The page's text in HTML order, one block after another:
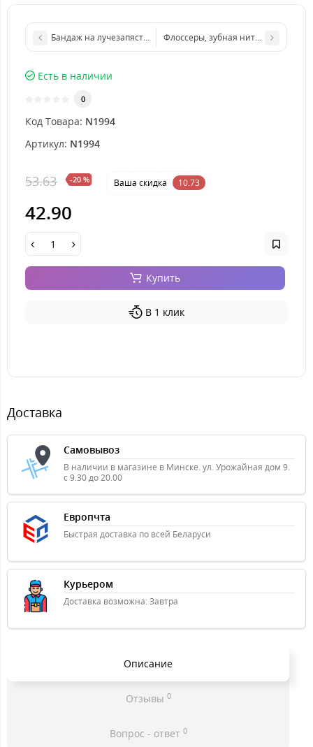
Бандаж на лучезапястный сустав (2 шт)Флоссеры, зубная нить 200 шт
Есть в наличии
0
Код Товара: N1994
Артикул: N1994
53.63 -20 % Ваша cкидка 10.73
42.90
Купить
В 1 клик
Доставка
Самовывоз
В наличии в магазине в Минске. ул. Урожайная дом 9.
с 9.30 до 20.00
Европчта
Быстрая доставка по всей Беларуси
Курьером
Доставка возможна: Завтра
Описание
Отзывы 0
Вопрос - ответ 0